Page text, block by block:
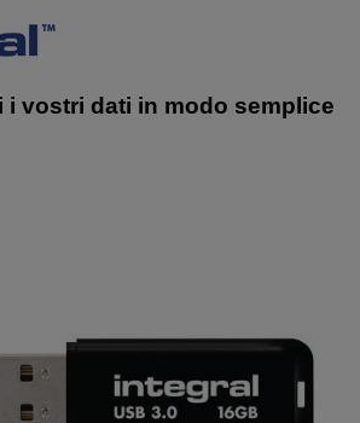
i vostri dati in modo semplice